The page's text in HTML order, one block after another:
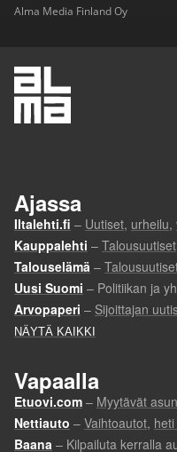
Alma Media Finland Oy